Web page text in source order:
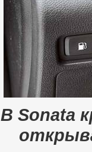
В Sonata